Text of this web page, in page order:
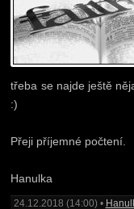
třeba se najde ještě
:)
Přeji příjemné počtení.
Hanulka
24.12.2018 (14:00) •